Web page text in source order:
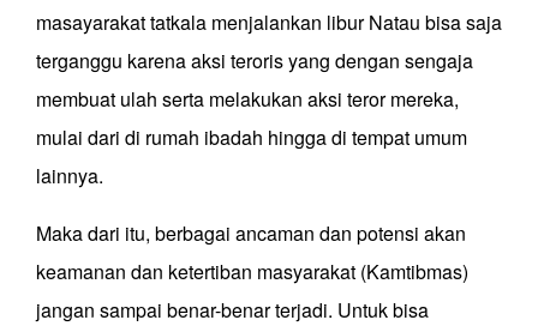
masayarakat tatkala menjalankan libur Natau bisa saja
terganggu karena aksi teroris yang dengan sengaja
membuat ulah serta melakukan aksi teror mereka,
mulai dari di rumah ibadah hingga di tempat umum
lainnya.
Maka dari itu, berbagai ancaman dan potensi akan
keamanan dan ketertiban masyarakat (Kamtibmas)
jangan sampai benar-benar terjadi. Untuk bisa